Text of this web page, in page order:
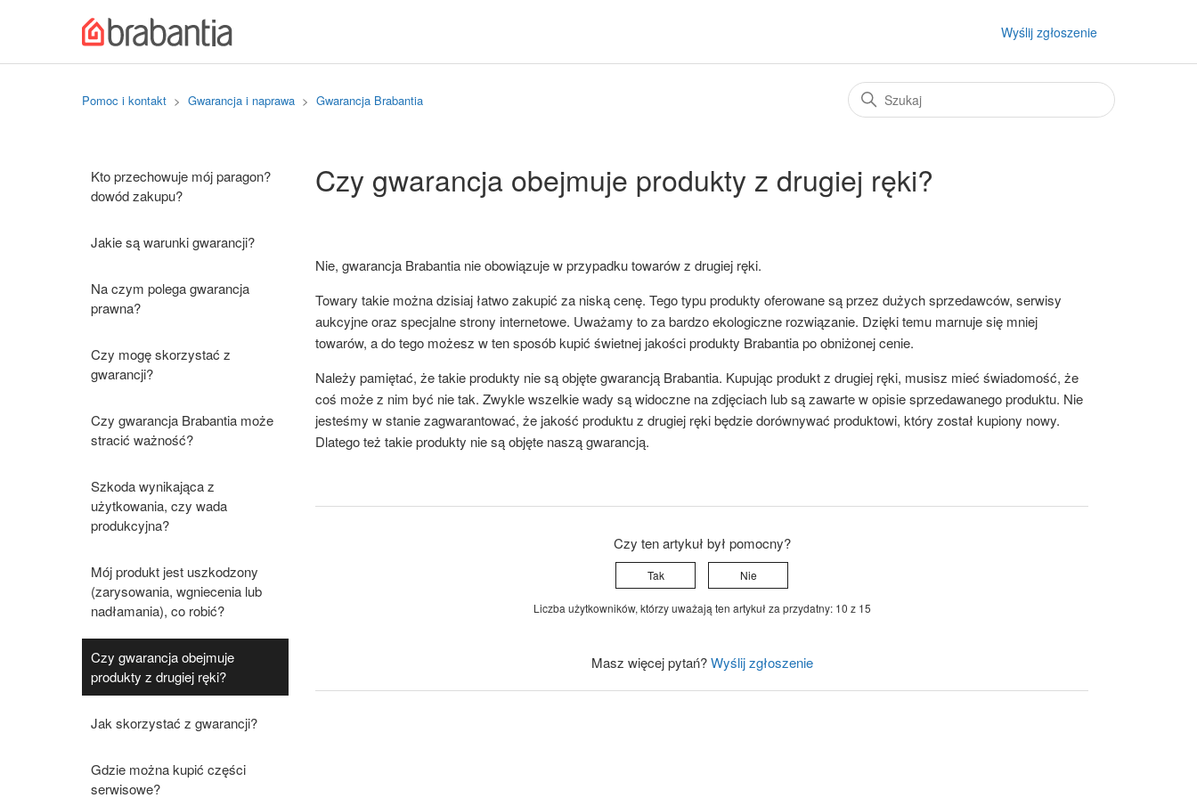
Wyślij zgłoszenie
Pomoc i kontakt Gwarancja i naprawa Gwarancja Brabantia
Kto przechowuje mój paragon?
dowód zakupu?
Jakie są warunki gwarancji?
Na czym polega gwarancja
prawna?
Czy mogę skorzystać z
gwarancji?
Czy gwarancja Brabantia może
stracić ważność?
Szkoda wynikająca z
użytkowania, czy wada
produkcyjna?
Mój produkt jest uszkodzony
(zarysowania, wgniecenia lub
nadłamania), co robić?
Czy gwarancja obejmuje
produkty z drugiej ręki?
Jak skorzystać z gwarancji?
Gdzie można kupić części
serwisowe?
Czy gwarancja obejmuje produkty z drugiej ręki?
Nie, gwarancja Brabantia nie obowiązuje w przypadku towarów z drugiej ręki.
Towary takie można dzisiaj łatwo zakupić za niską cenę. Tego typu produkty oferowane są przez dużych sprzedawców, serwisy
aukcyjne oraz specjalne strony internetowe. Uważamy to za bardzo ekologiczne rozwiązanie. Dzięki temu marnuje się mniej
towarów, a do tego możesz w ten sposób kupić świetnej jakości produkty Brabantia po obniżonej cenie.
Należy pamiętać, że takie produkty nie są objęte gwarancją Brabantia. Kupując produkt z drugiej ręki, musisz mieć świadomość, że
coś może z nim być nie tak. Zwykle wszelkie wady są widoczne na zdjęciach lub są zawarte w opisie sprzedawanego produktu. Nie
jesteśmy w stanie zagwarantować, że jakość produktu z drugiej ręki będzie dorównywać produktowi, który został kupiony nowy.
Dlatego też takie produkty nie są objęte naszą gwarancją.
Czy ten artykuł był pomocny?
Tak Nie
Liczba użytkowników, którzy uważają ten artykuł za przydatny: 10 z 15
Masz więcej pytań?Wyślij zgłoszenie